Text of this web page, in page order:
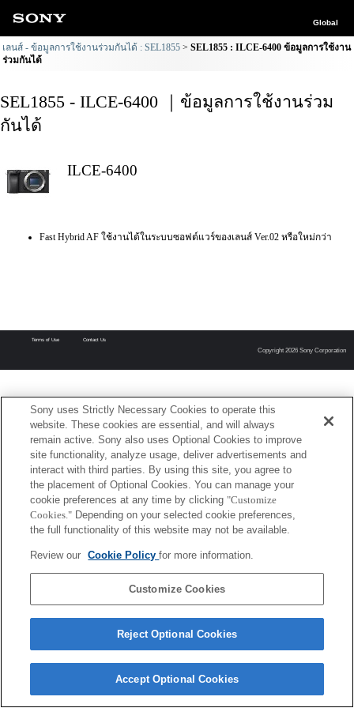
Global
เลนส์ - ข้อมูลการใช้งานร่วมกันได้ : SEL1855
SEL1855 : ILCE-6400 ข้อมูลการใช้งาน
ร่วมกันได้
SEL1855 - ILCE-6400 ｜ข้อมูลการใช้งานร่วม
กันได้
ILCE-6400
Fast Hybrid AF ใช้งานได้ในระบบซอฟต์แวร์ของเลนส์ Ver.02 หรือใหม่กว่า
Terms of Use Contact Us
Copyright 2026 Sony Corporation
Sony uses Strictly Necessary Cookies to operate this
website. These cookies are essential, and will always
remain active. Sony also uses Optional Cookies to improve
site functionality, analyze usage, deliver advertisements and
interact with third parties. By using this site, you agree to
the placement of Optional Cookies. You can manage your
cookie preferences at any time by clicking "Customize
Cookies." Depending on your selected cookie preferences,
the full functionality of this website may not be available.
Review our Cookie Policyfor more information.
Customize Cookies
Reject Optional Cookies
Accept Optional Cookies